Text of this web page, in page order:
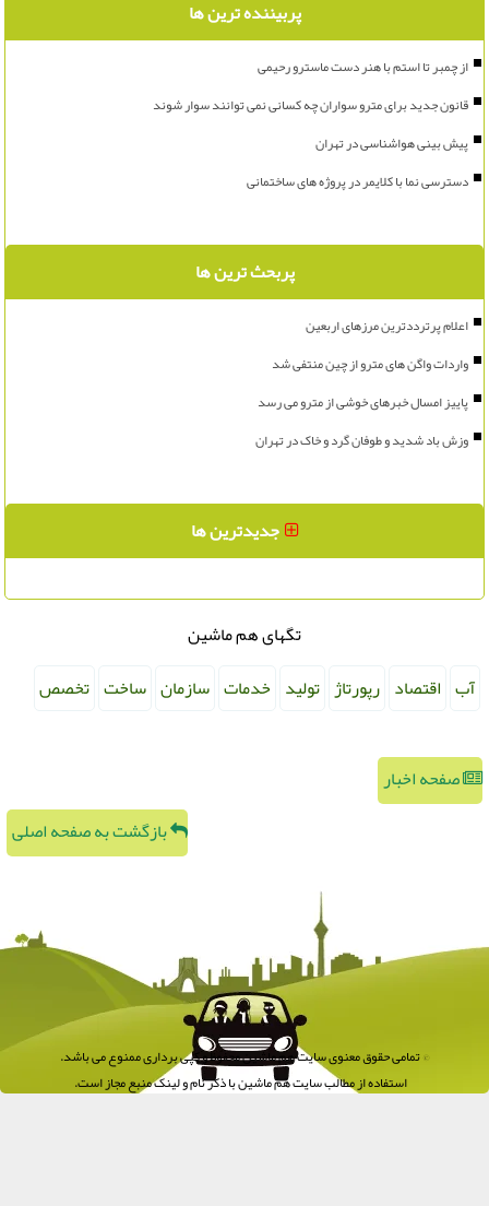
پربیننده ترین ها
از چمبر تا استم با هنر دست ماسترو رحیمی
قانون جدید برای مترو سواران چه کسانی نمی توانند سوار شوند
پیش بینی هواشناسی در تهران
دسترسی نما با کلایمر در پروژه های ساختمانی
پربحث ترین ها
اعلام پرترددترین مرزهای اربعین
واردات واگن های مترو از چین منتفی شد
پاییز امسال خبرهای خوشی از مترو می رسد
وزش باد شدید و طوفان گرد و خاک در تهران
جدیدترین ها
تگهای هم ماشین
آب
اقتصاد رپورتاژ تولید خدمات سازمان ساخت تخصص
صفحه اخبار
بازگشت به صفحه اصلی
© تمامی حقوق معنوی سایت هم ماشین محفوظ و کپی برداری ممنوع می باشد.
استفاده از مطالب سایت هم ماشین با ذکر نام و لینک منبع مجاز است.